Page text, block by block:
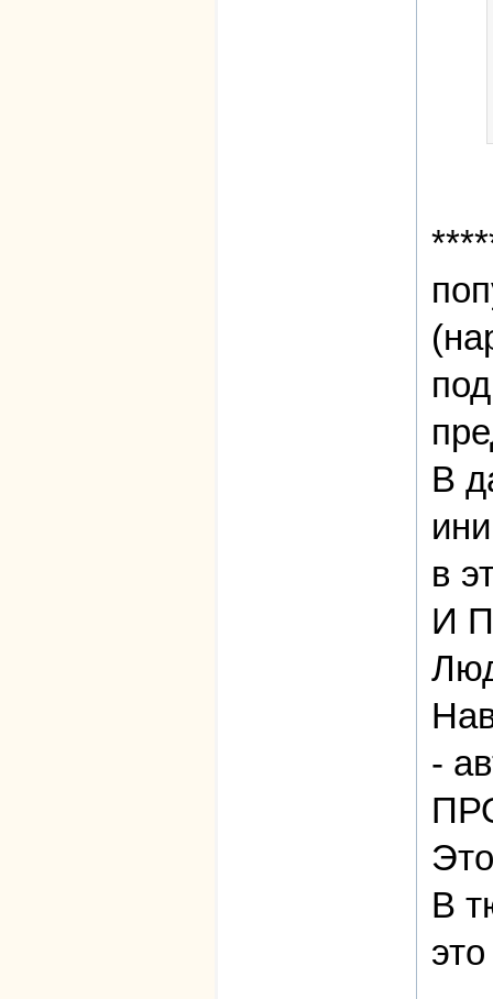
В
в
И
-
В